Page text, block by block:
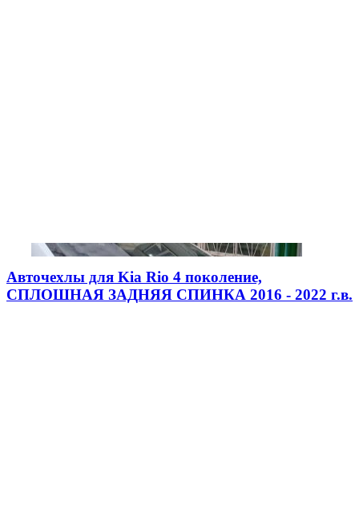
Авточехлы для Kia Rio 4 поколение,
СПЛОШНАЯ ЗАДНЯЯ СПИНКА 2016 - 2022 г.в.